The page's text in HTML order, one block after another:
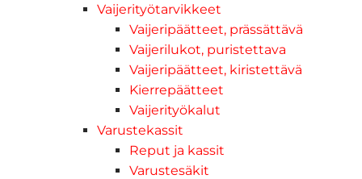
Vaijerityötarvikkeet
Vaijeripäätteet, prässättävä
Vaijerilukot, puristettava
Vaijeripäätteet, kiristettävä
Kierrepäätteet
Vaijerityökalut
Varustekassit
Reput ja kassit
Varustesäkit